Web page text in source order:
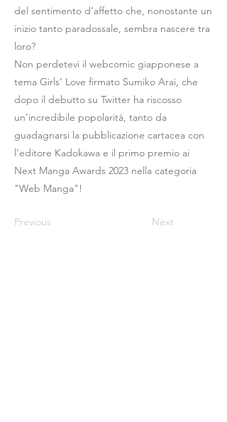
del sentimento d’affetto che, nonostante un
inizio tanto paradossale, sembra nascere tra
loro?
Non perdetevi il webcomic giapponese a
tema Girls’ Love firmato Sumiko Arai, che
dopo il debutto su Twitter ha riscosso
un’incredibile popolarità, tanto da
guadagnarsi la pubblicazione cartacea con
l’editore Kadokawa e il primo premio ai
Next Manga Awards 2023 nella categoria
"Web Manga"!
Previous Next